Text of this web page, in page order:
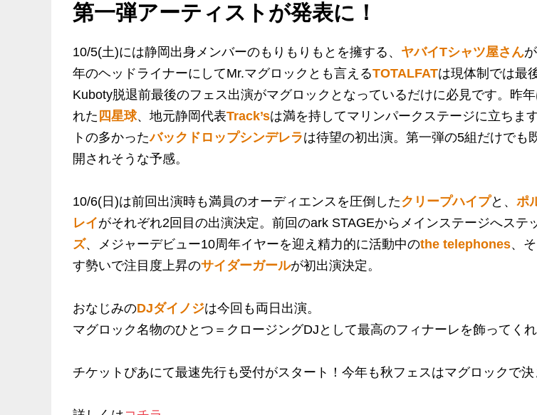
第一弾アーティストが発表に！
10/5(土)には静岡出身メンバーのもりもりもとを擁する、 ヤバイTシャツ屋さん
年のヘッドライナーにしてMr.マグロックとも言えるTOTALFATは現体制では最
Kuboty脱退前最後のフェス出演がマグロックとなっているだけに必見です。昨
れた 四星球、地元静岡代表Track’sは満を持してマリンパークステージに立ちま
トの多かったバックドロップシンデレラは待望の初出演。第一弾の5組だけでも
開されそうな予感。
10/6(日)は前回出演時も満員のオーディエンスを圧倒したクリープハイプと、 ポ
レイがそれぞれ2回目の出演決定。前回のark STAGEからメインステージへステ
ズ、メジャーデビュー10周年イヤーを迎え精力的に活動中のthe telephones、
す勢いで注目度上昇のサイダーガールが初出演決定。
おなじみのDJダイノジは今回も両日出演。
マグロック名物のひとつ＝クロージングDJとして最高のフィナーレを飾ってくれ
チケットぴあにて最速先行も受付がスタート！今年も秋フェスはマグロックで決